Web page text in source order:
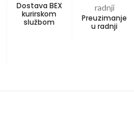
Dostava BEX
kurirskom
službom
Preuzimanje
u radnji